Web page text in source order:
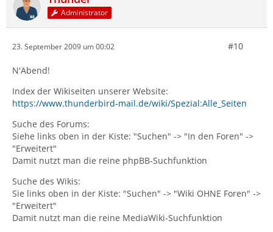
Administrator
23. September 2009 um 00:02 #10
N'Abend!
Index der Wikiseiten unserer Website:
https://www.thunderbird-mail.de/wiki/Spezial:Alle_Seiten
Suche des Forums:
Siehe links oben in der Kiste: "Suchen" -> "In den Foren" ->
"Erweitert"
Damit nutzt man die reine phpBB-Suchfunktion
Suche des Wikis:
Sie links oben in der Kiste: "Suchen" -> "Wiki OHNE Foren" ->
"Erweitert"
Damit nutzt man die reine MediaWiki-Suchfunktion